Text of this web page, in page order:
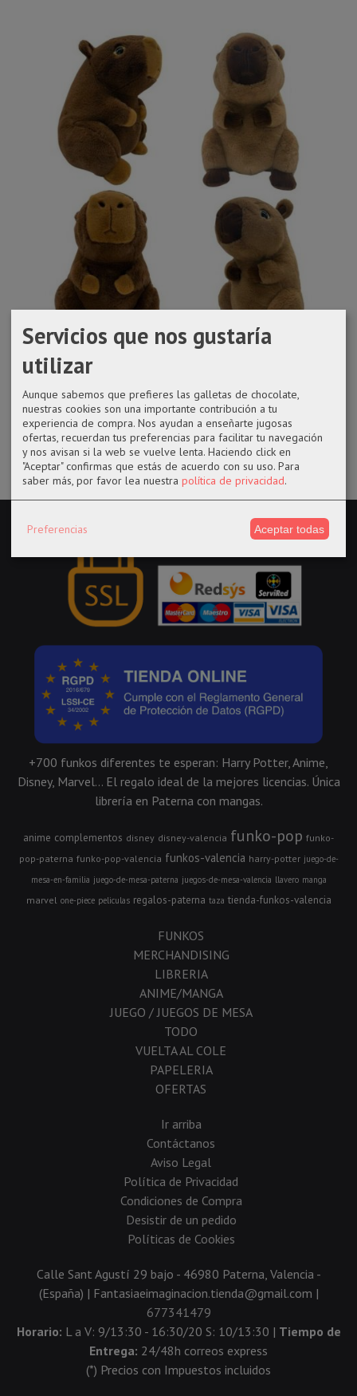
21,95 €
AÑADIR A CARRITO
+700 funkos diferentes te esperan: Harry Potter, Anime,
Disney, Marvel... El regalo ideal de la mejores licencias. Única
librería en Paterna con mangas.
anime complementos disney disney-valencia funko-pop funko-
pop-paterna funko-pop-valencia funkos-valencia harry-potter juego-de-
mesa-en-familia juego-de-mesa-paterna juegos-de-mesa-valencia llavero manga
marvel one-piece peliculas regalos-paterna taza tienda-funkos-valencia
FUNKOS
MERCHANDISING
LIBRERIA
ANIME/MANGA
JUEGO / JUEGOS DE MESA
TODO
VUELTA AL COLE
PAPELERIA
OFERTAS
Ir arriba
Contáctanos
Aviso Legal
Política de Privacidad
Condiciones de Compra
Desistir de un pedido
Políticas de Cookies
Calle Sant Agustí 29 bajo - 46980 Paterna, Valencia -
(España) | Fantasiaeimaginacion.tienda@gmail.com |
677341479
Horario: L a V: 9/13:30 - 16:30/20 S: 10/13:30 | Tiempo de
Entrega: 24/48h correos express
(*) Precios con Impuestos incluidos
Servicios que nos gustaría
utilizar
Aunque sabemos que prefieres las galletas de chocolate,
nuestras cookies son una importante contribución a tu
experiencia de compra. Nos ayudan a enseñarte jugosas
ofertas, recuerdan tus preferencias para facilitar tu navegación
y nos avisan si la web se vuelve lenta. Haciendo click en
"Aceptar" confirmas que estás de acuerdo con su uso. Para
saber más, por favor lea nuestra política de privacidad.
Preferencias Aceptar todas